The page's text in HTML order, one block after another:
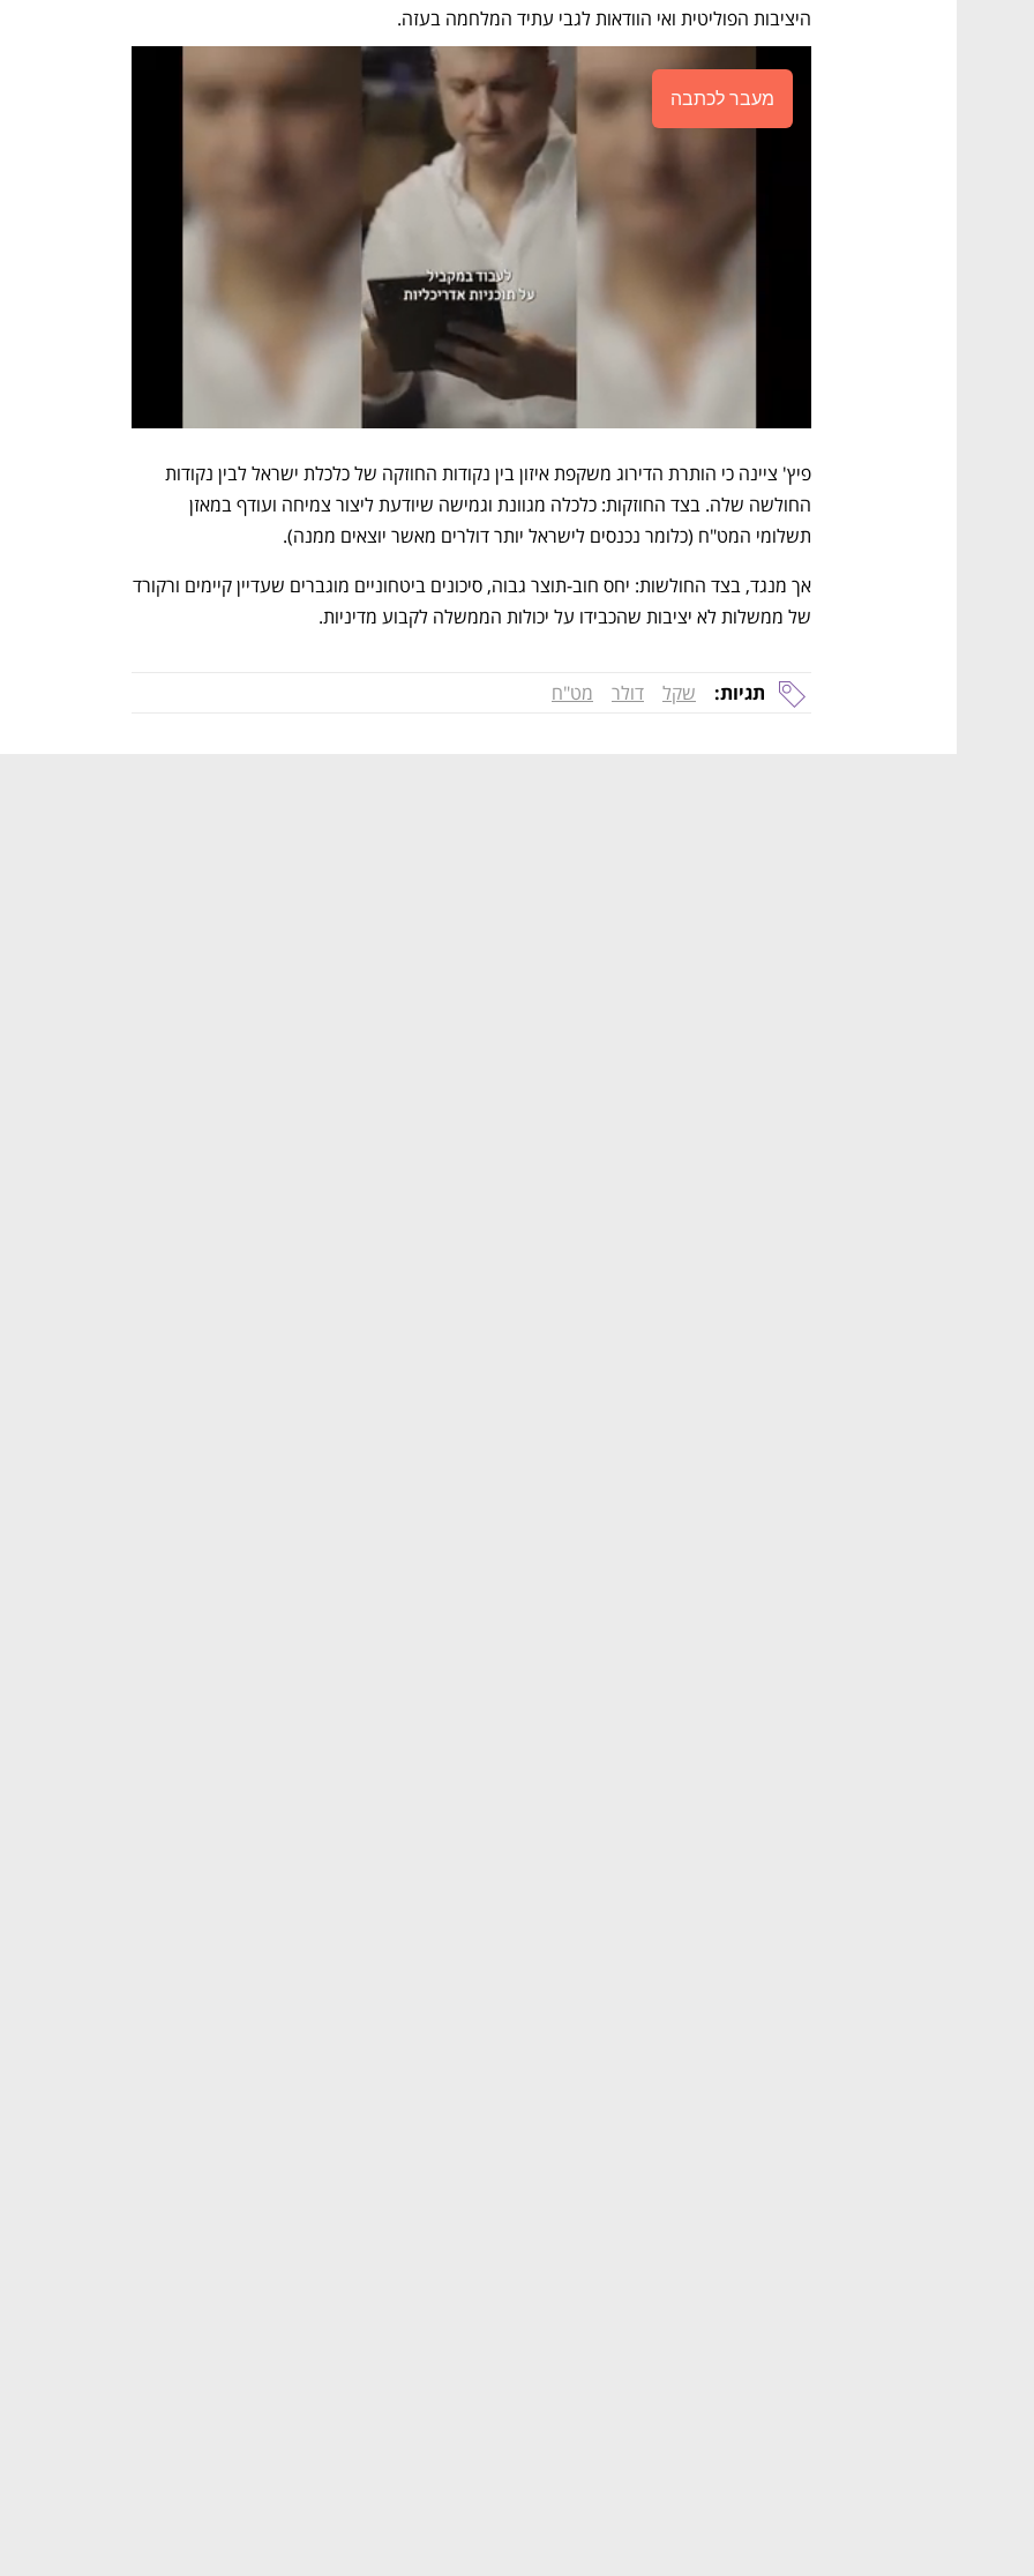
היציבות הפוליטית ואי הוודאות לגבי עתיד המלחמה בעזה.
מעבר לכתבה
תשלומי המט"ח (כלומר נכנסים לישראל יותר דולרים מאשר יוצאים ממנה).
של ממשלות לא יציבות שהכבידו על יכולות הממשלה לקבוע מדיניות.
תגיות: שקל דולר מט"ח